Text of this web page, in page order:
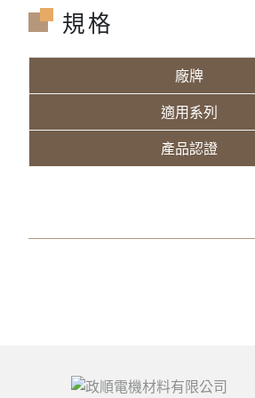
規格
廠牌
適用系列
產品認證